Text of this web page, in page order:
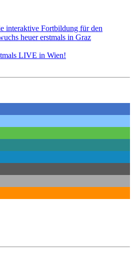
interaktive Fortbildung für den
heuer erstmals in Graz
LIVE in Wien!